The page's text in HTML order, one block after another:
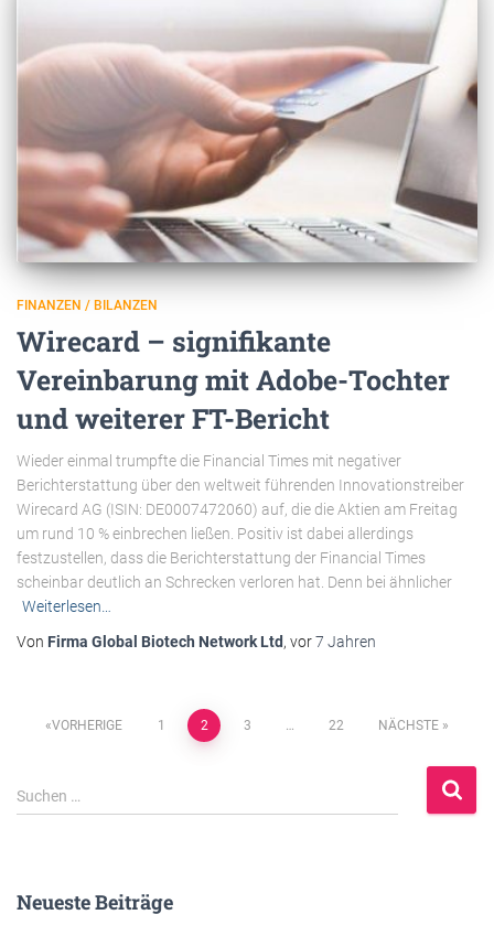
FINANZEN / BILANZEN
Wirecard – signifikante
Vereinbarung mit Adobe-Tochter
und weiterer FT-Bericht
Wieder einmal trumpfte die Financial Times mit negativer
Berichterstattung über den weltweit führenden Innovationstreiber
Wirecard AG (ISIN: DE0007472060) auf, die die Aktien am Freitag
um rund 10 % einbrechen ließen. Positiv ist dabei allerdings
festzustellen, dass die Berichterstattung der Financial Times
scheinbar deutlich an Schrecken verloren hat. Denn bei ähnlicher
Weiterlesen…
Von Firma Global Biotech Network Ltd, vor7 Jahren
Beitragsnavigation
VORHERIGE 1 2 3 22 NÄCHSTE
S
u
n
Suchen …
Neueste Beiträge